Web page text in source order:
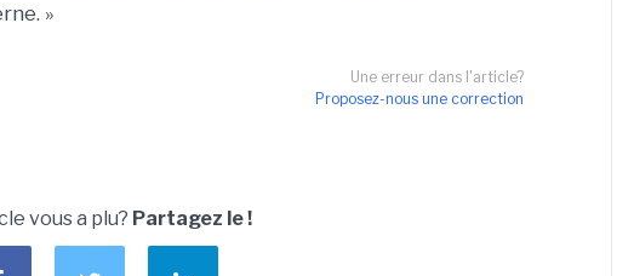
»
Une erreur dans l'article?
Proposez-nous une correction
vous a plu? Partagez le !